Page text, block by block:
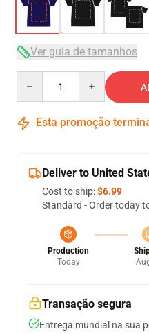
Ver guia de tamanhos
Esta promoção
Deliver to United
Cost to ship:$6.99
Standard - Order today
Production
Today
Transação segura
Entrega mundial na sua